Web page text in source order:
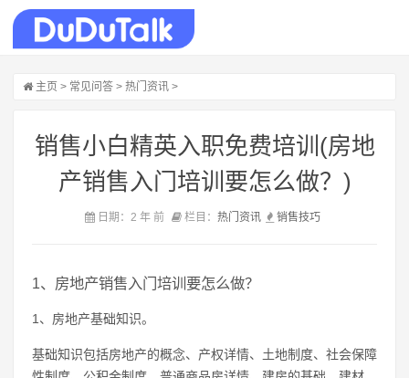
主页 > 常见问答 > 热门资讯 >
销售小白精英入职免费培训(房地
产销售入门培训要怎么做？)
日期：2 年 前 栏目： 热门资讯 销售技巧
1、房地产销售入门培训要怎么做？
1、房地产基础知识。
基础知识包括房地产的概念、产权详情、土地制度、社会保障